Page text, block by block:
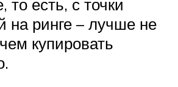
то есть, с точки
на ринге – лучше не
купировать